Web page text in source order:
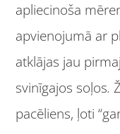
apliecinoša
apvienojumā ar
atklājas jau
svinīgajos soļos.
pacēliens, ļoti